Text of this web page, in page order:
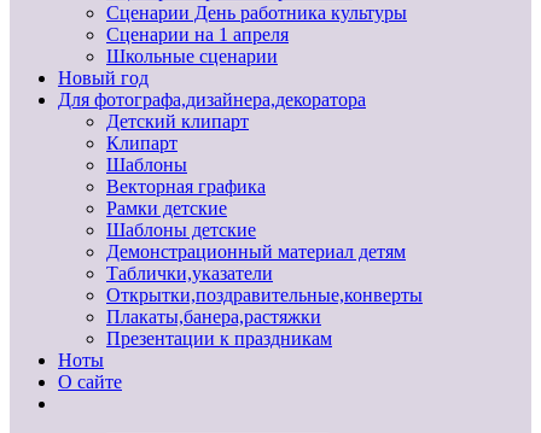
Сценарии День работника культуры
Сценарии на 1 апреля
Школьные сценарии
Новый год
Для фотографа,дизайнера,декоратора
Детский клипарт
Клипарт
Шаблоны
Векторная графика
Рамки детские
Шаблоны детские
Демонстрационный материал детям
Таблички,указатели
Открытки,поздравительные,конверты
Плакаты,банера,растяжки
Презентации к праздникам
Ноты
О сайте